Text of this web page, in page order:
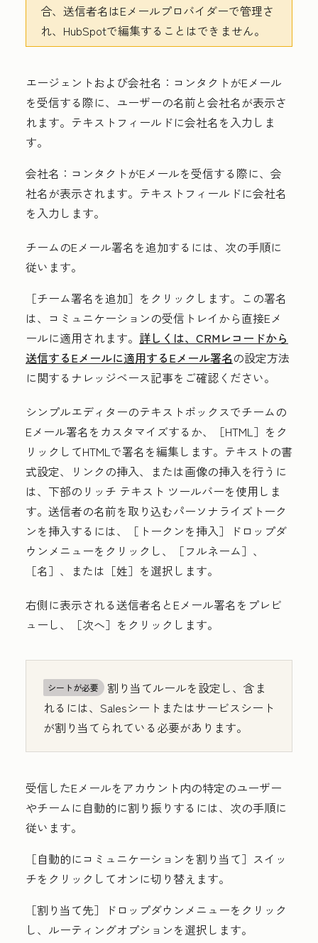
合、送信者名はEメールプロバイダーで管理さ
れ、HubSpotで編集することはできません。
エージェントおよび会社名： コンタクトがEメール
を受信する際に、ユーザーの名前と会社名が表示さ
れます。テキストフィールドに会社名 を入力しま
す。
会社名： コンタクトがEメールを受信する際に、会
社名が表示されます。テキストフィールドに会社名
を入力します。
チームのEメール署名を追加するには、次の手順に
従います。
［チーム署名を追加］ をクリックします。この署名
は、コミュニケーションの受信トレイから直接Eメ
ールに適用されます。 詳しくは、CRMレコードから
送信するEメールに適用するEメール署名の設定方法
に関するナレッジベース記事をご確認ください。
シンプルエディターのテキストボックスでチームの
Eメール署名をカスタマイズするか、［HTML］ をク
リックしてHTMLで署名を編集します。テキストの書
式設定、リンクの挿入、または画像の挿入を行うに
は、下部のリッチ テキスト ツールバーを使用しま
す。送信者の名前を取り込むパーソナライズトーク
ンを挿入するには、［トークンを挿入］
ドロップダ
ウンメニューをクリックし、［フルネーム］ 、
［名］ 、または［姓］ を選択します。
右側に表示される送信者名とEメール署名をプレビ
ューし、
［次へ］をクリックします。
シートが必要
割り当てルールを設定し、含ま
れるには、Salesシートまたはサービスシート
が割り当てられている必要があります。
受信したEメールをアカウント内の特定のユーザー
やチームに自動的に割り振りするには、次の手順に
従います。
［自動的にコミュニケーションを割り当て］ スイッ
チをクリックしてオンに切り替えます。
［割り当て先］
ドロップダウンメニューをクリック
し、ルーティングオプションを選択します。